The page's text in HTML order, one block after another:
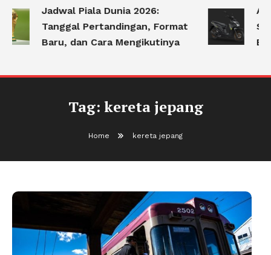
Jadwal Piala Dunia 2026:
Tanggal Pertandingan, Format
Baru, dan Cara Mengikutinya
Tag: kereta jepang
Home kereta jepang